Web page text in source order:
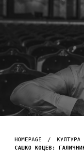
HOMEPAGE
КУЛТУРА
САШКО КОЦЕВ: